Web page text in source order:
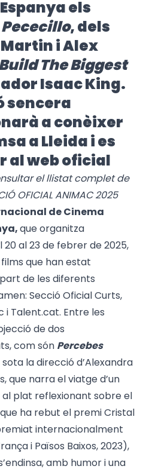
els
Pececillo, dels
i Alex
The Biggest
Isaac King.
sencera
a conèixer
a Lleida i es
al web oficial
el llistat complet de
OFICIAL ANIMAC 2025
de Cinema
que organitza
20 al 23 de febrer de 2025,
que han estat
de les diferents
Secció Oficial Curts,
i Talent.cat. Entre les
de dos
com són Percebes
la direcció d’Alexandra
que narra el viatge d’un
plat reflexionant sobre el
ha rebut el premi Cristal
internacionalment
i Països Baixos, 2023),
amb humor i una